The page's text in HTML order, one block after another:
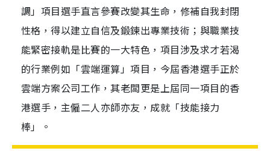
調」項目選手直言參賽改變其生命，修補自我封閉
性格，得以建立自信及鍛鍊出專業技術；與職業技
能緊密接軌是比賽的一大特色，項目涉及求才若渴
的行業例如「雲端運算」項目，今屆香港選手正於
雲端方案公司工作，其老闆更是上屆同一項目的香
港選手，主僱二人亦師亦友，成就「技能接力
棒」。